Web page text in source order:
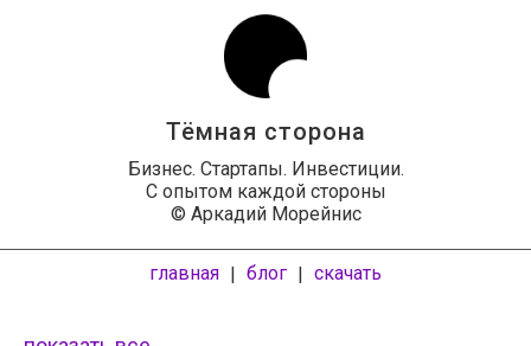
Тёмная сторона
Бизнес. Стартапы. Инвестиции.
С опытом каждой стороны
© Аркадий Морейнис
главная | блог | скачать